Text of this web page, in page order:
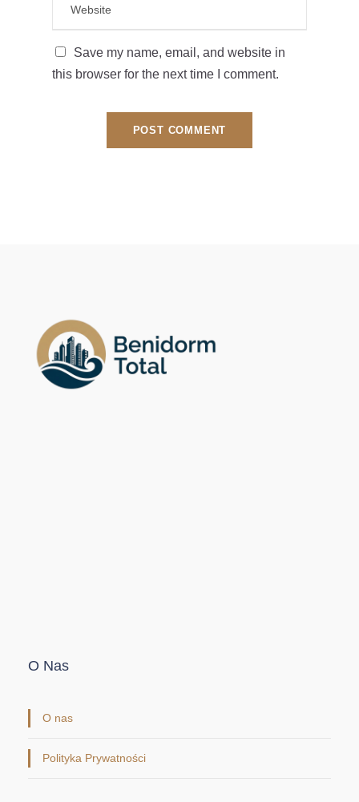
Save my name, email, and website in
this browser for the next time I comment.
O Nas
O nas
Polityka Prywatności